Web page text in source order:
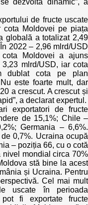
locale din
instituțiilor
dezvoltă dinamic”, a
de fructe uscate
Moldovei pe piața
globală a totalizat 2,49
2022 – 2,96 mlrd/USD
Moldovei a ajuns
mlrd/USD, iar cota
dublat cota pe plan
este foarte mult, dar
a crescut. A crescut și
a declarat expertul.
exportatori de fructe
de 15,1%; Chile –
Germania – 6,6%.
0,7%. Ucraina ocupă
– poziția 66, cu o cotă
nivel mondial circa 70%
stă bine la acest
și Ucraina. Pentru
Cel mai mult
uscate în perioada
fi exportate fructe